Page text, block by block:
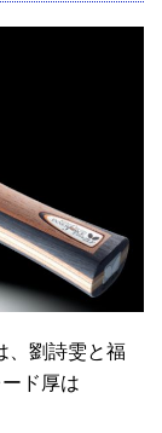
、劉詩雯と福
ド厚は